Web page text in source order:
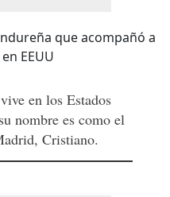
en los Estados
nombre es como el
Cristiano.